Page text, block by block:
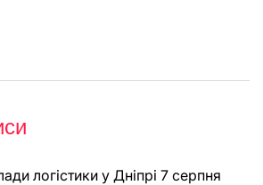
логістики у Дніпрі 7 серпня